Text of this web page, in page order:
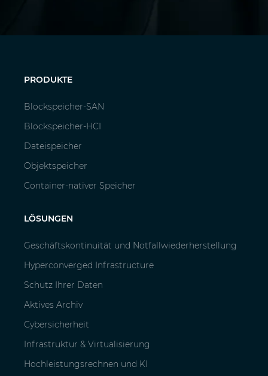
PRODUKTE
Blockspeicher-SAN
Blockspeicher-HCI
Dateispeicher
Objektspeicher
Container-nativer Speicher
LÖSUNGEN
Geschäftskontinuität und Notfallwiederherstellung
Hyperconverged Infrastructure
Schutz Ihrer Daten
Aktives Archiv
Cybersicherheit
Infrastruktur & Virtualisierung
Hochleistungsrechnen und KI